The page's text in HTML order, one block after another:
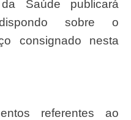
sobre o
consignado nesta